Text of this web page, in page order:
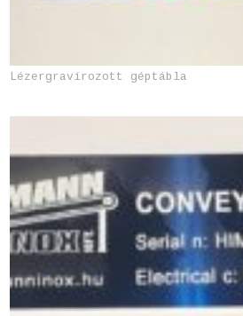
Lézergravírozott géptábla